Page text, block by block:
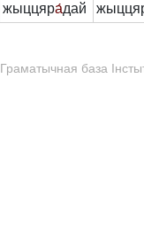
жыццяра́дай
Граматычная база